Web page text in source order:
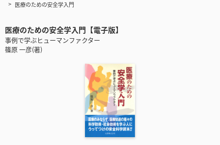
医療のための安全学入門
医療のための安全学入門【電子版】
事例で学ぶヒューマンファクター
篠原 一彦(著)